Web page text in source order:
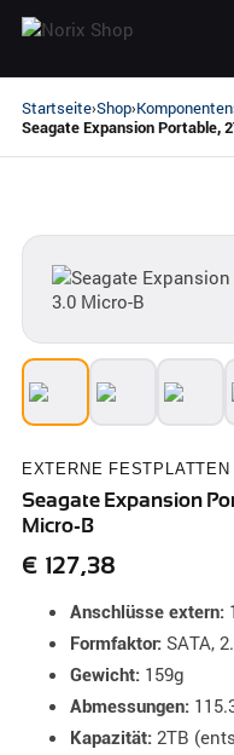
Startseite›Shop›Komponenten
Seagate Expansion Portable,
EXTERNE FESTPLATTEN
Seagate Expansion
Micro-B
€ 127,38
Anschlüsse extern:
Formfaktor:SATA,
Gewicht:159g
Abmessungen:
Kapazität:2TB